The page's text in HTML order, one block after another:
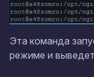
Эта команда
режиме и